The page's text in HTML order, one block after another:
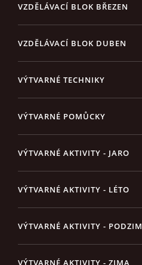
VZDĚLÁVACÍ BLOK BŘEZEN
VZDĚLÁVACÍ BLOK DUBEN
VÝTVARNÉ TECHNIKY
VÝTVARNÉ POMŮCKY
VÝTVARNÉ AKTIVITY - JARO
VÝTVARNÉ AKTIVITY - LÉTO
VÝTVARNÉ AKTIVITY - PODZIM
VÝTVARNÉ AKTIVITY - ZIMA